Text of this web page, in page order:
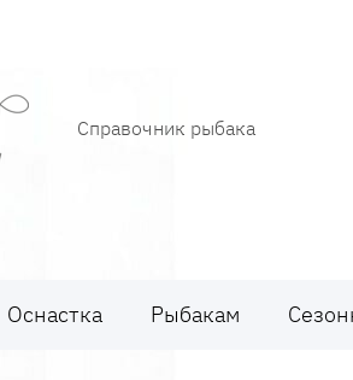
Справочник рыбака
Оснастка Рыбакам